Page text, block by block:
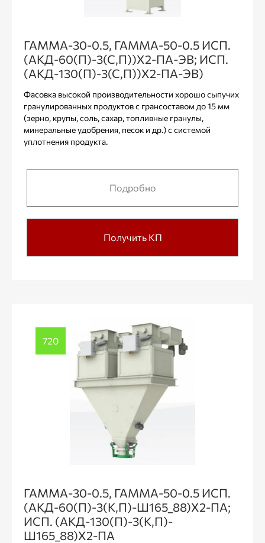
ГАММА-30-0.5, ГАММА-50-0.5 ИСП.
(АКД-60(П)-3(С,П))Х2-ПА-ЭВ; ИСП.
(АКД-130(П)-3(С,П))Х2-ПА-ЭВ)
Фасовка высокой производительности хорошо сыпучих
гранулированных продуктов с грансоставом до 15 мм
(зерно, крупы, соль, сахар, топливные гранулы,
минеральные удобрения, песок и др.) с системой
уплотнения продукта.
Подробно
Получить КП
720
ГАММА-30-0.5, ГАММА-50-0.5 ИСП.
(АКД-60(П)-3(К,П)-Ш165_88)Х2-ПА;
ИСП. (АКД-130(П)-3(К,П)-
Ш165_88)Х2-ПА